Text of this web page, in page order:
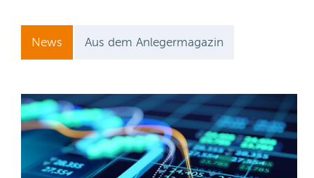
News Aus dem Anlegermagazin
Anmelden